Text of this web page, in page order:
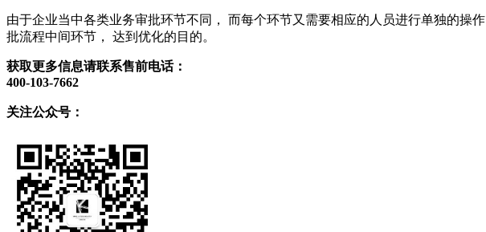
由于企业当中各类业务审批环节不同， 而每个环节又需要相应的人员进行单独的操
批流程中间环节， 达到优化的目的。
获取更多信息请联系售前电话：
400-103-7662
关注公众号：